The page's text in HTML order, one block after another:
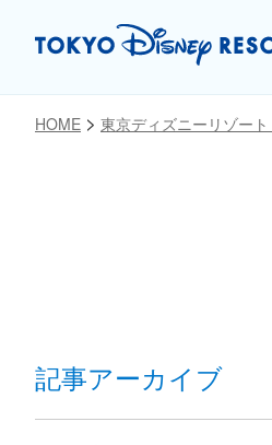
HOME 東京ディズニーリゾー
記事アーカイブ